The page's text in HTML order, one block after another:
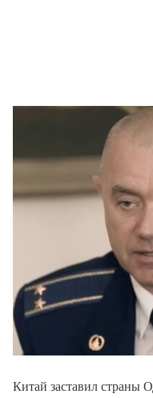
Китай заставил страны